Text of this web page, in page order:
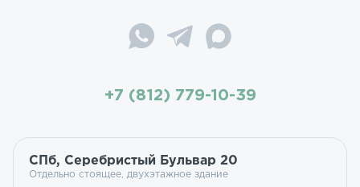
+7 (812) 779-10-39
СПб, Серебристый Бульвар 20
Отдельно стоящее, двухэтажное здание